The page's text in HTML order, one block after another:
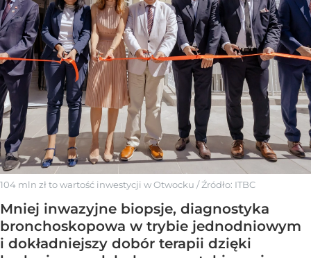
104 mln zł to wartość inwestycji w Otwocku / Źródło: ITBC
Mniej inwazyjne biopsje, diagnostyka
bronchoskopowa w trybie jednodniowym
i dokładniejszy dobór terapii dzięki